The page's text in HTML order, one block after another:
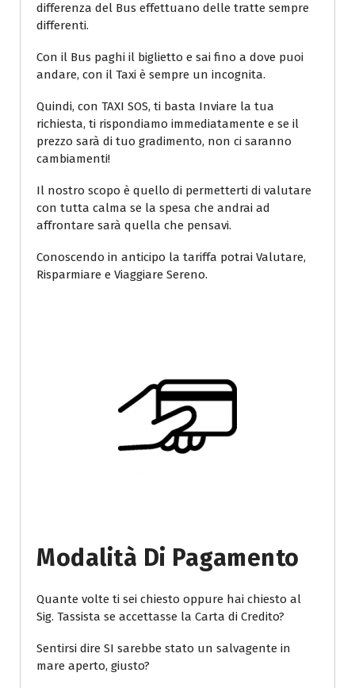
differenza del Bus effettuano delle tratte sempre
differenti.
Con il Bus paghi il biglietto e sai fino a dove puoi
andare, con il Taxi è sempre un incognita.
Quindi, con TAXI SOS, ti basta Inviare la tua
richiesta, ti rispondiamo immediatamente e se il
prezzo sarà di tuo gradimento, non ci saranno
cambiamenti!
Il nostro scopo è quello di permetterti di valutare
con tutta calma se la spesa che andrai ad
affrontare sarà quella che pensavi.
Conoscendo in anticipo la tariffa potrai Valutare,
Risparmiare e Viaggiare Sereno.
Modalità Di Pagamento
Quante volte ti sei chiesto oppure hai chiesto al
Sig. Tassista se accettasse la Carta di Credito?
Sentirsi dire SI sarebbe stato un salvagente in
mare aperto, giusto?